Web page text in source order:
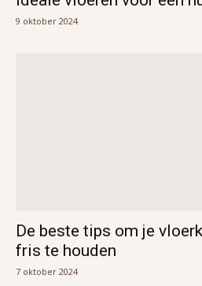
9 oktober 2024
De beste tips om je
fris te houden
7 oktober 2024